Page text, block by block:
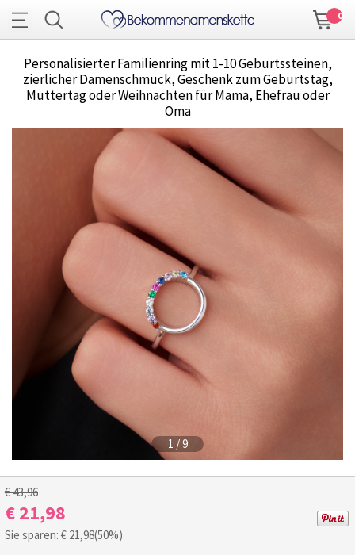
0
Personalisierter Familienring mit 1-10 Geburtssteinen,
zierlicher Damenschmuck, Geschenk zum Geburtstag,
Muttertag oder Weihnachten für Mama, Ehefrau oder
Oma
1 /9
€ 43,96
€ 21,98
Sie sparen: € 21,98(50%)